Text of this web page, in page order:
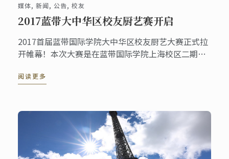
媒体, 新闻, 公告, 校友
2017蓝带大中华区校友厨艺赛开启
2017首届蓝带国际学院大中华区校友厨艺大赛正式拉
开帷幕！本次大赛是在蓝带国际学院上海校区二期工
周年、蓝带国际校友会平台推出之际，为蓝带毕业生
强行业对话机制。
阅读更多